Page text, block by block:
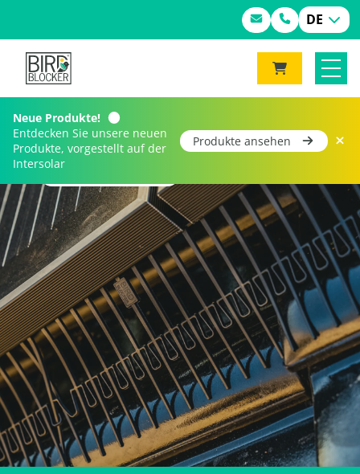
DE
Neue Produkte!
Entdecken Sie unsere neuen
Produkte, vorgestellt auf der
Intersolar
Produkte ansehen